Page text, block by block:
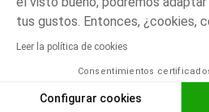
tus gustos. Entonces, ¿cookies,
Leer la política de cookies
Consentimientos
Configurar cookies
Negro
El pago medidante
AÑADIR A LA CESTA
Orchestra adhiere al código de ética de la
electrónico y venta a distancia (FEVAD)